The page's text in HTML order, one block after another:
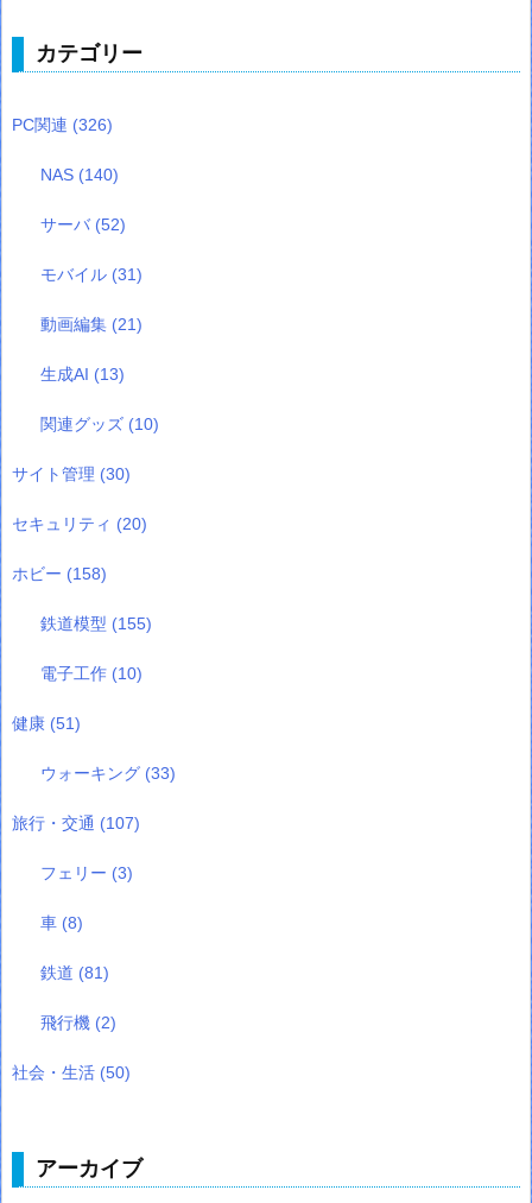
カテゴリー
PC関連 (326)
NAS (140)
サーバ (52)
モバイル (31)
動画編集 (21)
生成AI (13)
関連グッズ (10)
サイト管理 (30)
セキュリティ (20)
ホビー (158)
鉄道模型 (155)
電子工作 (10)
健康 (51)
ウォーキング (33)
旅行・交通 (107)
フェリー (3)
車 (8)
鉄道 (81)
飛行機 (2)
社会・生活 (50)
アーカイブ